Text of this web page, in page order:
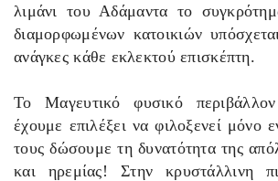
λιμάνι του Αδάμαντα το
διαμορφωμένων κατοικιών
ανάγκες κάθε εκλεκτού επισκέπτη.
To Mαγευτικό φυσικό
έχουμε επιλέξει να φιλοξενεί μόνο
τους δώσουμε τη δυνατότητα της
και ηρεμίας! Στην κρυστάλλινη